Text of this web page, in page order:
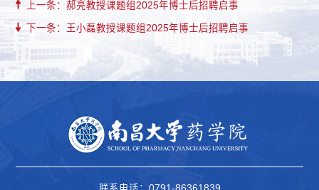
上一条：郝亮教授课题组2025年博士后招聘启事
下一条：王小磊教授课题组2025年博士后招聘启事